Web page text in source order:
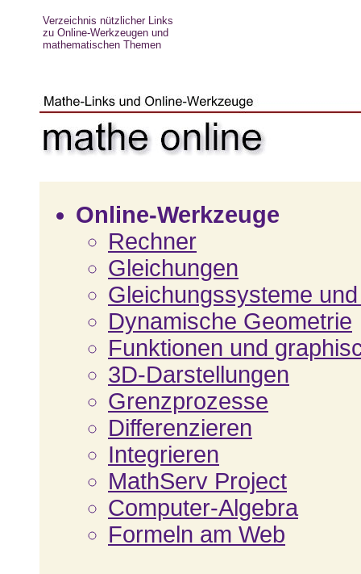
Verzeichnis nützlicher Links
zu Online-Werkzeugen und
mathematischen Themen
Online-Werkzeuge
Rechner
Gleichungen
Gleichungssysteme
Dynamische Geometrie
Funktionen und
3D-Darstellungen
Grenzprozesse
Differenzieren
Integrieren
MathServ Project
Computer-Algebra
Formeln am Web